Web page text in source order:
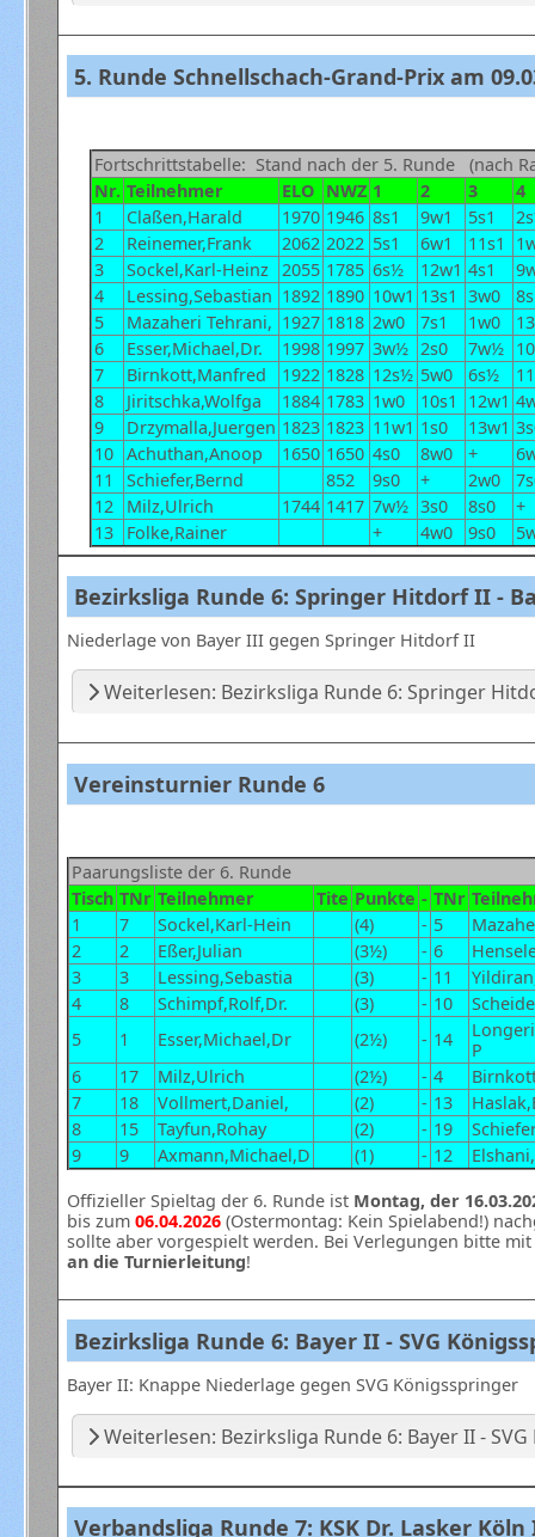
5. Runde Schnellschach-Grand-Prix am
Fortschrittstabelle: Stand nach der 5. Runde (nach
Nr. Teilnehmer ELO NWZ 1 2 3
4
1
Claßen,Harald 1970 1946 8s1 9w1 5s1
2
Reinemer,Frank 2062 2022 5s1 6w1 11s1
3
Sockel,Karl-Heinz 2055 1785 6s½ 12w1 4s1
4
Lessing,Sebastian 1892 1890 10w1 13s1 3w0
5
Mazaheri Tehrani, 1927 1818 2w0 7s1 1w0
6
Esser,Michael,Dr. 1998 1997 3w½ 2s0 7w½
7
Birnkott,Manfred 1922 1828 12s½ 5w0 6s½
8
Jiritschka,Wolfga 1884 1783 1w0 10s1 12w1
9
Drzymalla,Juergen 1823 1823 11w1 1s0 13w1
10
Achuthan,Anoop 1650 1650 4s0 8w0 +
11
Schiefer,Bernd 852 9s0 + 2w0
12
Milz,Ulrich 1744 1417 7w½ 3s0 8s0
+
13
Folke,Rainer + 4w0 9s0
Bezirksliga Runde 6: Springer Hitdorf II -
Niederlage von Bayer III gegen Springer Hitdorf II
Weiterlesen: Bezirksliga Runde 6: Springer
Vereinsturnier Runde 6
Paarungsliste der 6. Runde
Tisch TNr Teilnehmer Tite Punkte - TNr
1
7 Sockel,Karl-Hein (4) - 5
2
2 Eßer,Julian (3½) - 6
3
3 Lessing,Sebastia (3) - 11
4
8 Schimpf,Rolf,Dr. (3) - 10
5
1 Esser,Michael,Dr (2½) - 14
P
6
17 Milz,Ulrich (2½) - 4
7
18 Vollmert,Daniel, (2) - 13
8
15 Tayfun,Rohay (2) - 19
9
9 Axmann,Michael,D (1) - 12
Offizieller Spieltag der 6. Runde ist Montag, der
bis zum 06.04.2026(Ostermontag: Kein Spielabend!)
sollte aber vorgespielt werden. Bei Verlegungen bitte
an die Turnierleitung!
Bezirksliga Runde 6: Bayer II - SVG
Bayer II: Knappe Niederlage gegen SVG Königsspringer
Weiterlesen: Bezirksliga Runde 6: Bayer II -
Verbandsliga Runde 7: KSK Dr. Lasker